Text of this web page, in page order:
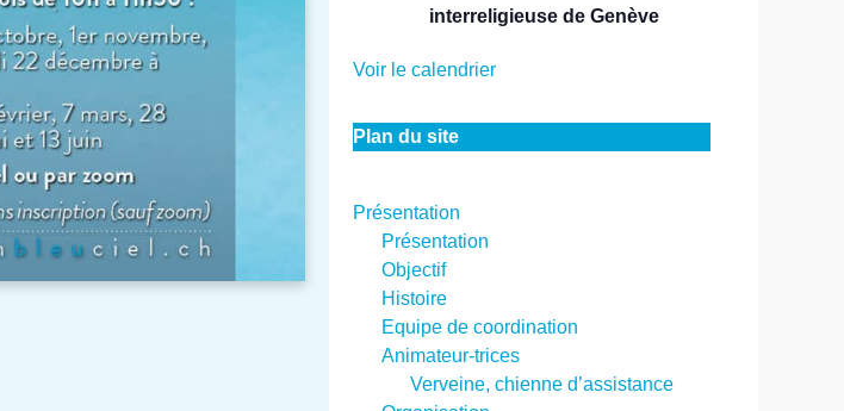
interreligieuse de Genève
Voir le calendrier
Plan du site
Présentation
Présentation
Objectif
Histoire
Equipe de coordination
Animateur-trices
Verveine, chienne d’assistance